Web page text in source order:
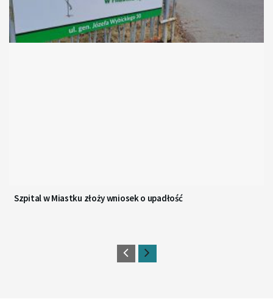
Szpital w Miastku złoży wniosek o upadłość